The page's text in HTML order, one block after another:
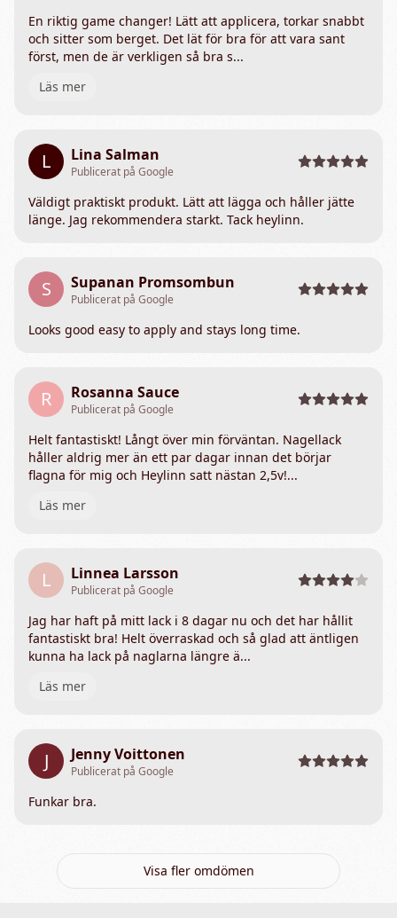
En riktig game changer! Lätt att applicera, torkar snabbt
och sitter som berget. Det lät för bra för att vara sant
först, men de är verkligen så bra s...
Läs mer
L Lina Salman
Publicerat på Google
Väldigt praktiskt produkt. Lätt att lägga och håller jätte
länge. Jag rekommendera starkt. Tack heylinn.
S Supanan Promsombun
Publicerat på Google
Looks good easy to apply and stays long time.
R Rosanna Sauce
Publicerat på Google
Helt fantastiskt! Långt över min förväntan. Nagellack
håller aldrig mer än ett par dagar innan det börjar
flagna för mig och Heylinn satt nästan 2,5v!...
Läs mer
L Linnea Larsson
Publicerat på Google
Jag har haft på mitt lack i 8 dagar nu och det har hållit
fantastiskt bra! Helt överraskad och så glad att äntligen
kunna ha lack på naglarna längre ä...
Läs mer
J Jenny Voittonen
Publicerat på Google
Funkar bra.
Visa fler omdömen